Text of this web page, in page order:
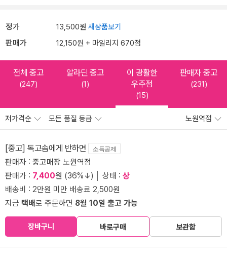
정가 13,500원 새상품보기
판매가 12,150원 + 마일리지 670점
전체 중고
(247)
알라딘 중고
(1)
이 광활한
우주점
(15)
판매자 중고
(231)
저가격순 모든 품질 등급 노원역점
[중고] 독고솜에게 반하면 소득공제
판매자 : 중고매장 노원역점
판매가 : 7,400원 (36%↓) │ 상태 : 상
배송비 : 2만원 미만 배송료 2,500원
지금 택배로 주문하면 8월 10일 출고 가능
장바구니 바로구매 보관함